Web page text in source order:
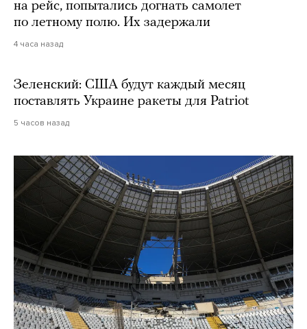
на рейс, попытались догнать самолет
по летному полю. Их задержали
4 часа назад
Зеленский: США будут каждый месяц
поставлять Украине ракеты для Patriot
5 часов назад